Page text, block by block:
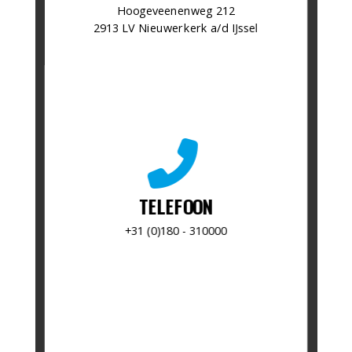
​Hoogeveenenweg 212
2913 LV Nieuwerkerk a/d IJssel
fas
alt
TELEFOON
​+31 (0)180 - 310000